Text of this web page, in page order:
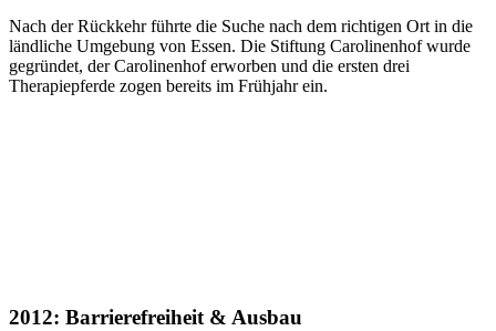
Nach der Rückkehr führte die Suche nach dem richtigen Ort in die
ländliche Umgebung von Essen. Die Stiftung Carolinenhof wurde
gegründet, der Carolinenhof erworben und die ersten drei
Therapiepferde zogen bereits im Frühjahr ein.
2012: Barrierefreiheit & Ausbau